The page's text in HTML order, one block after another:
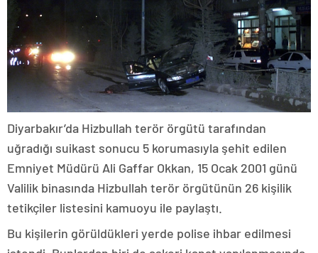
Diyarbakır’da Hizbullah terör örgütü tarafından
uğradığı suikast sonucu 5 korumasıyla şehit edilen
Emniyet Müdürü Ali Gaffar Okkan, 15 Ocak 2001 günü
Valilik binasında Hizbullah terör örgütünün 26 kişilik
tetikçiler listesini kamuoyu ile paylaştı.
Bu kişilerin görüldükleri yerde polise ihbar edilmesi